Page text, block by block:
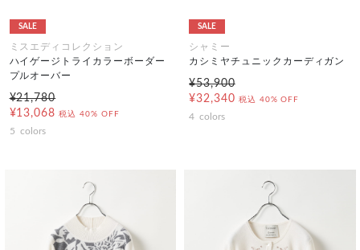
SALE
ミスエディコレクション
ハイゲージトライカラーボーダー
プルオーバー
¥21,780
¥13,068 税込 40% OFF
5 colors
SALE
シャミー
カシミヤチュニックカーディガン
¥53,900
¥32,340 税込 40% OFF
4 colors